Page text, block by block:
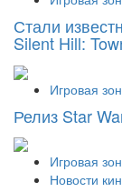
Стали
Silent Hill:
Игровая
Релиз Star
Игровая
Новости